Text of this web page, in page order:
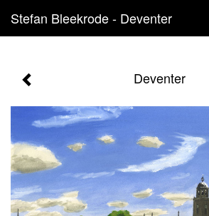
Stefan Bleekrode - Deventer
Deventer